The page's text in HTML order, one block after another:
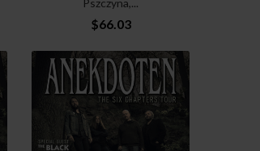
$66.03